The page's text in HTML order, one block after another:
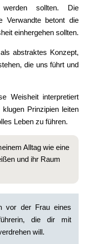
sollten. Die
Verwandte betont die
einhergehen sollten.
abstraktes Konzept,
die uns führt und
Weisheit interpretiert
Prinzipien leiten
Leben zu führen.
Alltag wie eine
und ihr Raum
vor der Frau eines
die dir mit
will.